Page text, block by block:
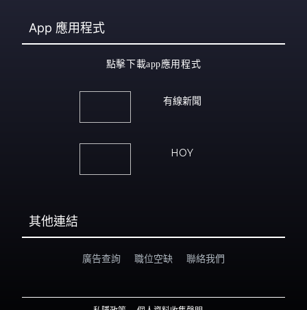
App 應用程式
點擊下載app應用程式
有線新聞
HOY
其他連結
廣告查詢 職位空缺 聯絡我們